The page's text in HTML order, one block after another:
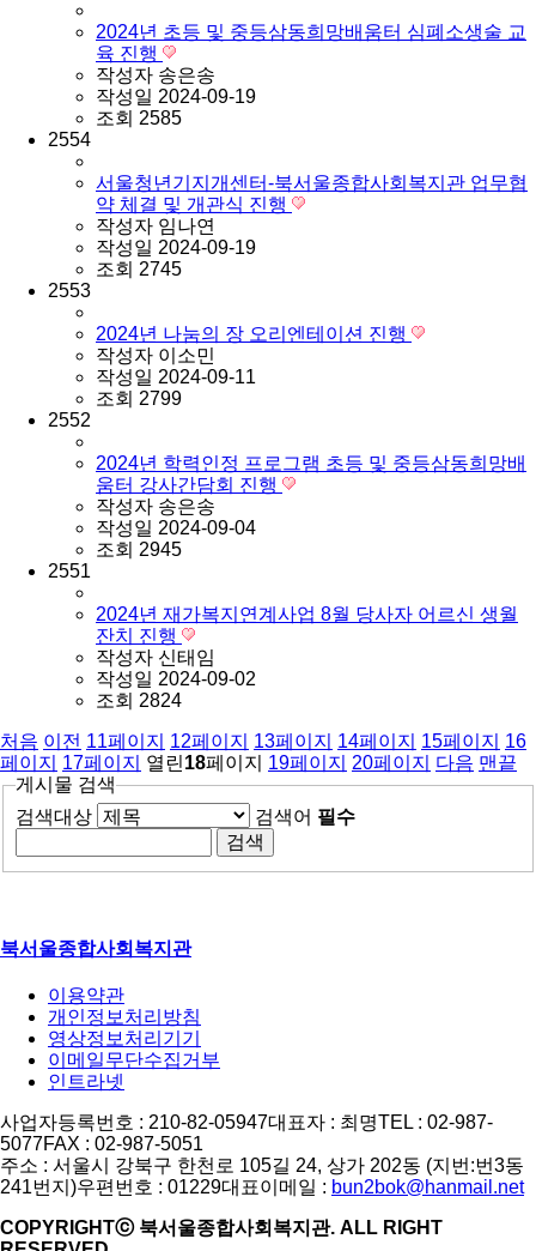
2024년 초등 및 중등삼동희망배움터 심폐소생술 교
육 진행
작성자 송은송
작성일 2024-09-19
조회 2585
2554
서울청년기지개센터-북서울종합사회복지관 업무협
약 체결 및 개관식 진행
작성자 임나연
작성일 2024-09-19
조회 2745
2553
2024년 나눔의 장 오리엔테이션 진행
작성자 이소민
작성일 2024-09-11
조회 2799
2552
2024년 학력인정 프로그램 초등 및 중등삼동희망배
움터 강사간담회 진행
작성자 송은송
작성일 2024-09-04
조회 2945
2551
2024년 재가복지연계사업 8월 당사자 어르신 생월
잔치 진행
작성자 신태임
작성일 2024-09-02
조회 2824
처음 이전 11페이지 12페이지 13페이지 14페이지 15페이지
16
페이지
17페이지 열린18페이지 19페이지 20페이지 다음 맨끝
게시물 검색
검색대상
검색어 필수
북서울종합사회복지관
이용약관
개인정보처리방침
영상정보처리기기
이메일무단수집거부
인트라넷
사업자등록번호 : 210-82-05947대표자 : 최명TEL : 02-987-
5077FAX : 02-987-5051
주소 : 서울시 강북구 한천로 105길 24, 상가 202동 (지번:번3동
241번지)우편번호 : 01229대표이메일 : bun2bok@hanmail.net
COPYRIGHTⓒ 북서울종합사회복지관. ALL RIGHT